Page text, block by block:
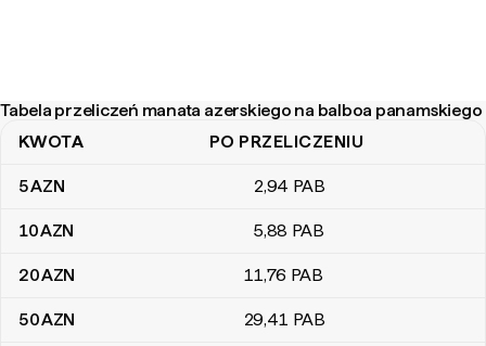
Tabela przeliczeń manata azerskiego na balboa panamskiego
Tabela przeliczeń manata azerskiego na balboa panamskiego
KWOTA PO PRZELICZENIU
5AZN 2,94 PAB
10AZN 5,88 PAB
20AZN 11,76 PAB
50AZN 29,41 PAB